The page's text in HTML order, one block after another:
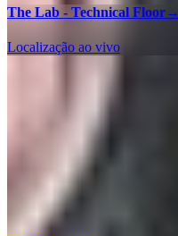
The Lab - Technical Floor→
Localização ao vivo